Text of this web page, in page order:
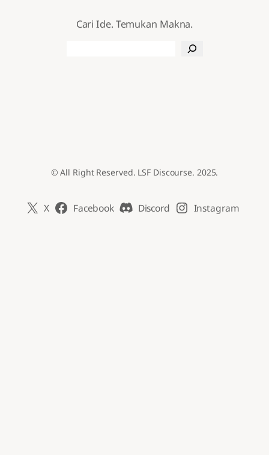
Cari Ide. Temukan Makna.
© All Right Reserved. LSF Discourse. 2025.
X Facebook Discord Instagram